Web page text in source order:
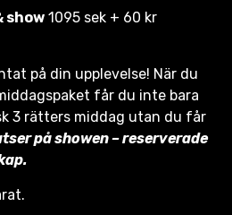
show 1095 sek + 60 kr
på din upplevelse! När du
får du inte bara
3 rätters middag utan du får
på showen – reserverade